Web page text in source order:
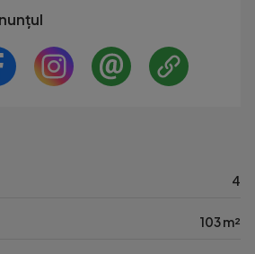
4
103 m²